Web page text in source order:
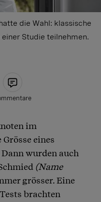
die Wahl: klassische
Studie teilnehmen.
im
eines
wurden auch
(Name
grösser. Eine
brachten